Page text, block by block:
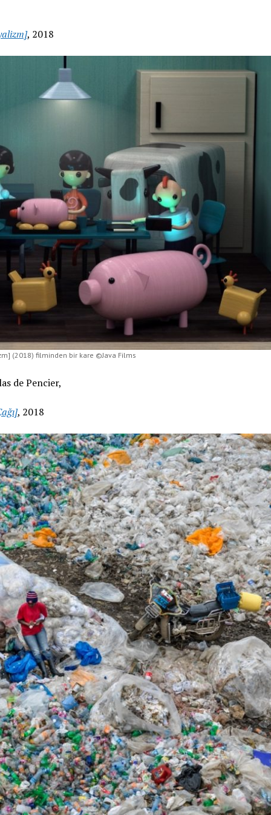
, 2018
(2018) filminden bir kare ©Java Films
de Pencier,
, 2018